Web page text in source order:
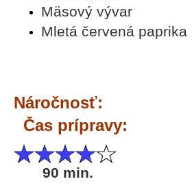
Mäsový vývar
Mletá červená paprika
Čas prípravy:
90 min.